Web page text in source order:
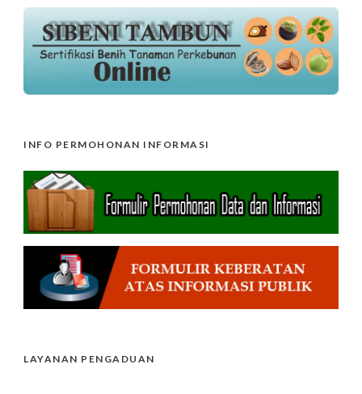
INFO PERMOHONAN INFORMASI
LAYANAN PENGADUAN